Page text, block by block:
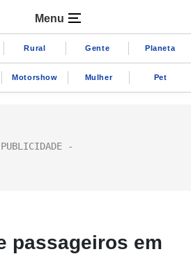
Menu
Rural Gente Planeta
Motorshow Mulher Pet
passageiros em